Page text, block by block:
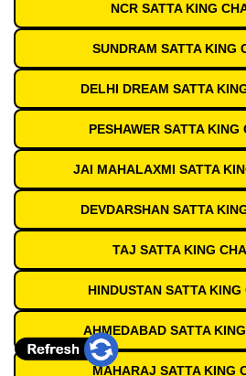
NCR SATTA KING
SUNDRAM SATTA KING
DELHI DREAM SATTA
PESHAWER SATTA KING
JAI MAHALAXMI SATTA
DEVDARSHAN SATTA
TAJ SATTA KING
HINDUSTAN SATTA
AHMEDABAD SATTA
MAHARAJ SATTA KING